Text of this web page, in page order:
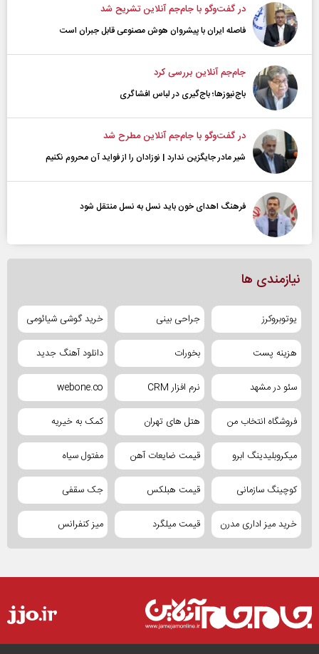
در گفت‌و‌گو با جام‌جم آنلاین تشریح شد
فاصله ایران با پیشرو‌ان هوش مصنوعی قابل جبران است
جام‌جم آنلاین بررسی کرد
باج‌نیوزها؛ باج‌گیری در لباس افشاگری
در گفت‌و‌گو با جام‌جم آنلاین مطرح شد
شیر مادر جایگزین ندارد | نوزادان را از فواید آن محروم نکنیم
فرهنگ اهدای خون باید نسل به نسل منتقل شود
نیازمندی ها
یوتوبروکرز جراحی بینی خرید گوشی شیائومی
هزینه پست بخورات دانلود آهنگ جدید
سئو در مشهد نرم افزار CRM webone.co
فروشگاه انتخاب من هتل های تهران کمک به خیریه
میکروبلیدینگ ابرو قیمت ضایعات آهن مفتول سیاه
کوچینگ سازمانی قیمت هبلکس جک سقفی
خرید میز اداری مدرن قیمت میلگرد میز کنفرانس